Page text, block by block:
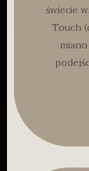
świecie
Touch